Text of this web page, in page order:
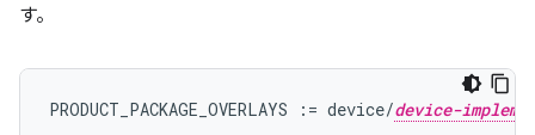
す。
PRODUCT_PACKAGE_OVERLAYS := device/device-